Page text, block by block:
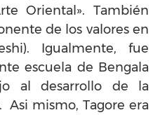
Oriental». También
de los valores en
Igualmente, fue
escuela de Bengala
al desarrollo de la
mismo, Tagore era